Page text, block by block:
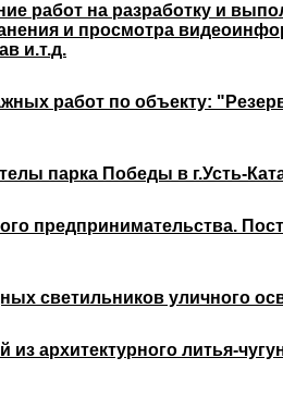
работ на разработку и
и просмотра
и.т.д.
работ по объекту:
парка Победы в г.Усть-
предпринимательства.
светильников уличного
из архитектурного литья-